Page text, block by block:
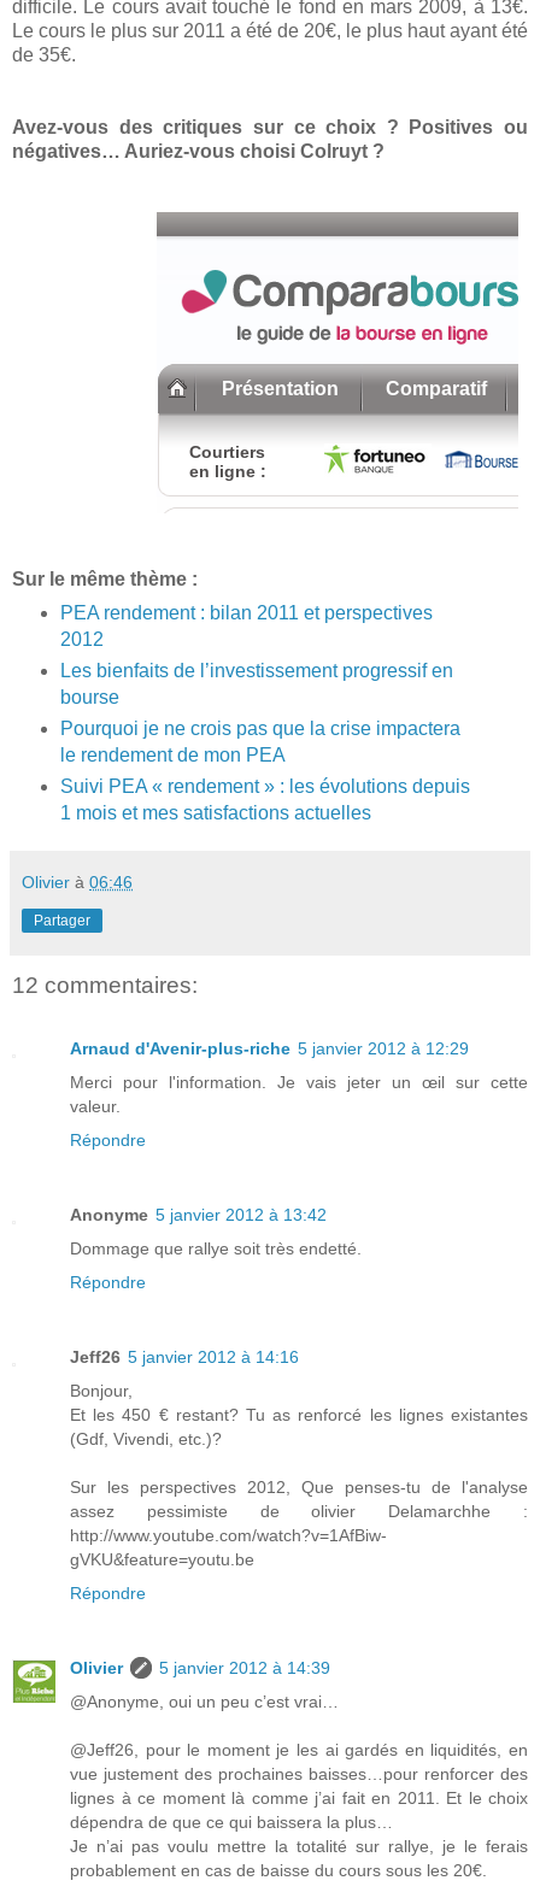
difficile. Le cours avait touché le fond en mars 2009, à 13€.
Le cours le plus sur 2011 a été de 20€, le plus haut ayant été
de 35€.
Avez-vous des critiques sur ce choix ? Positives ou
négatives… Auriez-vous choisi Colruyt ?
Sur le même thème :
PEA rendement : bilan 2011 et perspectives
2012
Les bienfaits de l’investissement progressif en
bourse
Pourquoi je ne crois pas que la crise impactera
le rendement de mon PEA
Suivi PEA « rendement » : les évolutions depuis
1 mois et mes satisfactions actuelles
Olivier à 06:46
Partager
12 commentaires:
Arnaud d'Avenir-plus-riche 5 janvier 2012 à 12:29
Merci pour l'information. Je vais jeter un œil sur cette
valeur.
Répondre
Anonyme 5 janvier 2012 à 13:42
Dommage que rallye soit très endetté.
Répondre
Jeff26 5 janvier 2012 à 14:16
Bonjour,
Et les 450 € restant? Tu as renforcé les lignes existantes
(Gdf, Vivendi, etc.)?
Sur les perspectives 2012, Que penses-tu de l'analyse
assez pessimiste de olivier Delamarchhe :
http://www.youtube.com/watch?v=1AfBiw-
gVKU&feature=youtu.be
Répondre
Olivier
5 janvier 2012 à 14:39
@Anonyme, oui un peu c’est vrai…
@Jeff26, pour le moment je les ai gardés en liquidités, en
vue justement des prochaines baisses…pour renforcer des
lignes à ce moment là comme j’ai fait en 2011. Et le choix
dépendra de que ce qui baissera la plus…
Je n’ai pas voulu mettre la totalité sur rallye, je le ferais
probablement en cas de baisse du cours sous les 20€.